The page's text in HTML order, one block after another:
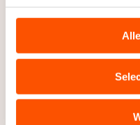
personaliseren,
websiteverkeer te
uw gebruik van onze site
combineren met andere
verstrekt of die zij
Sommige partners
talentvolle Frédérique
senior geprobeerd
niet om kon gaan.
Foske Tamar van der
toegelegd.